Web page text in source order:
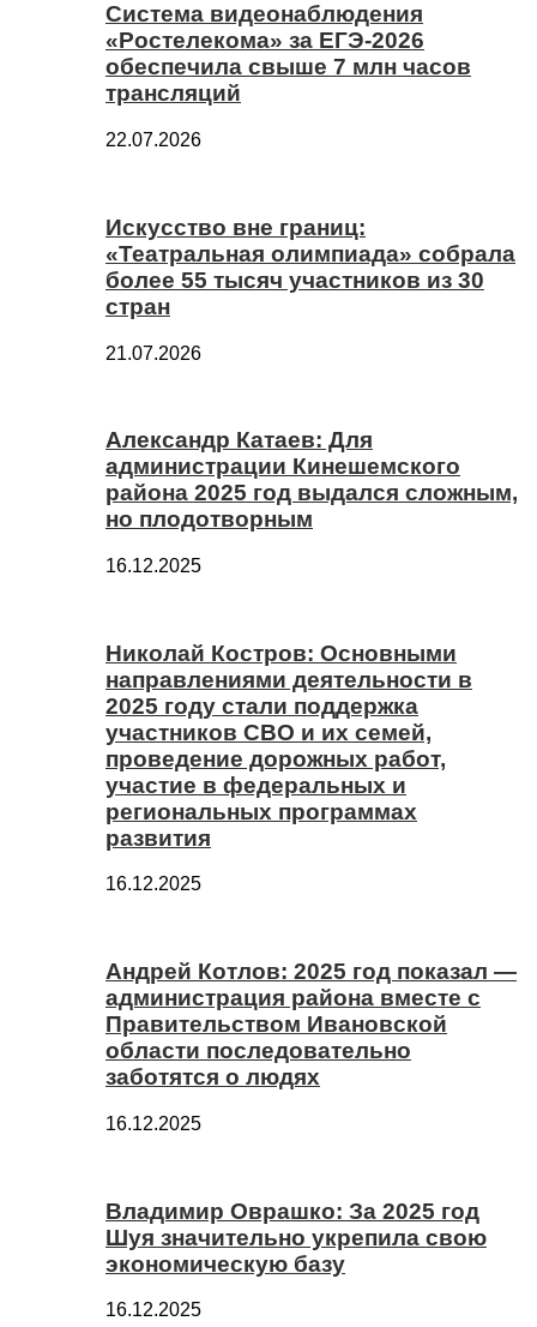
Система видеонаблюдения
«Ростелекома» за ЕГЭ-2026
обеспечила свыше 7 млн часов
трансляций
22.07.2026
Искусство вне границ:
«Театральная олимпиада» собрала
более 55 тысяч участников из 30
стран
21.07.2026
Александр Катаев: Для
администрации Кинешемского
района 2025 год выдался сложным,
но плодотворным
16.12.2025
Николай Костров: Основными
направлениями деятельности в
2025 году стали поддержка
участников СВО и их семей,
проведение дорожных работ,
участие в федеральных и
региональных программах
развития
16.12.2025
Андрей Котлов: 2025 год показал —
администрация района вместе с
Правительством Ивановской
области последовательно
заботятся о людях
16.12.2025
Владимир Оврашко: За 2025 год
Шуя значительно укрепила свою
экономическую базу
16.12.2025